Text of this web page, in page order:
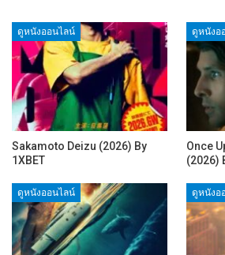
ดูหนังออนไลน์
Sakamoto Deizu (2026) By
1XBET
ดูหนังอ
Once
(2026)
ดูหนังออนไลน์ ดูหนังอ